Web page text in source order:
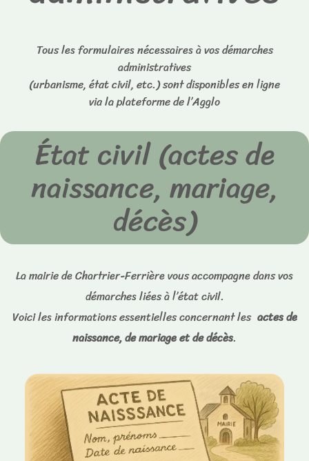
Tous les formulaires nécessaires à vos démarches
administratives
(urbanisme, état civil, etc.) sont disponibles en ligne
via la plateforme de l’Agglo
État civil (actes de
naissance, mariage,
décès)
La mairie de Chartrier-Ferrière vous accompagne dans vos
démarches liées à l’état civil.
Voici les informations essentielles concernant les actes de
naissance, de mariage et de décès.